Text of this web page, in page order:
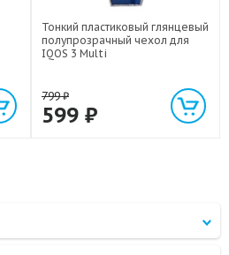
Тонкий пластиковый глянцевый
полупрозрачный чехол для
IQOS 3 Multi
799₽
599 ₽